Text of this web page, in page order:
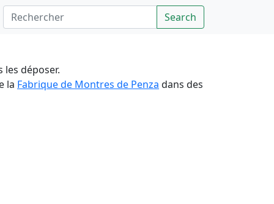
Rechercher
Search
les déposer.
la Fabrique de Montres de Penza dans des